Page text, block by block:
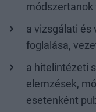
módszertanok
a vizsgálati és
foglalása,
a hitelintézeti
elemzések,
esetenként